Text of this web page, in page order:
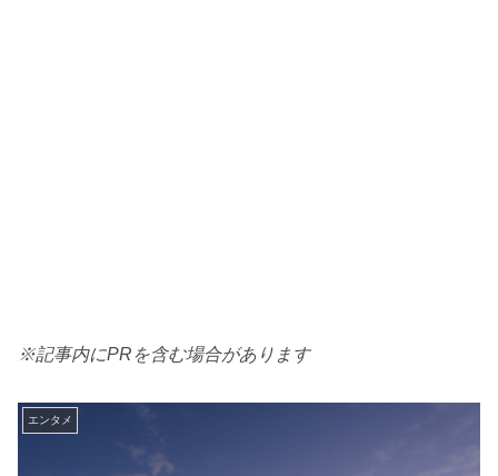
※記事内にPRを含む場合があります
エンタメ